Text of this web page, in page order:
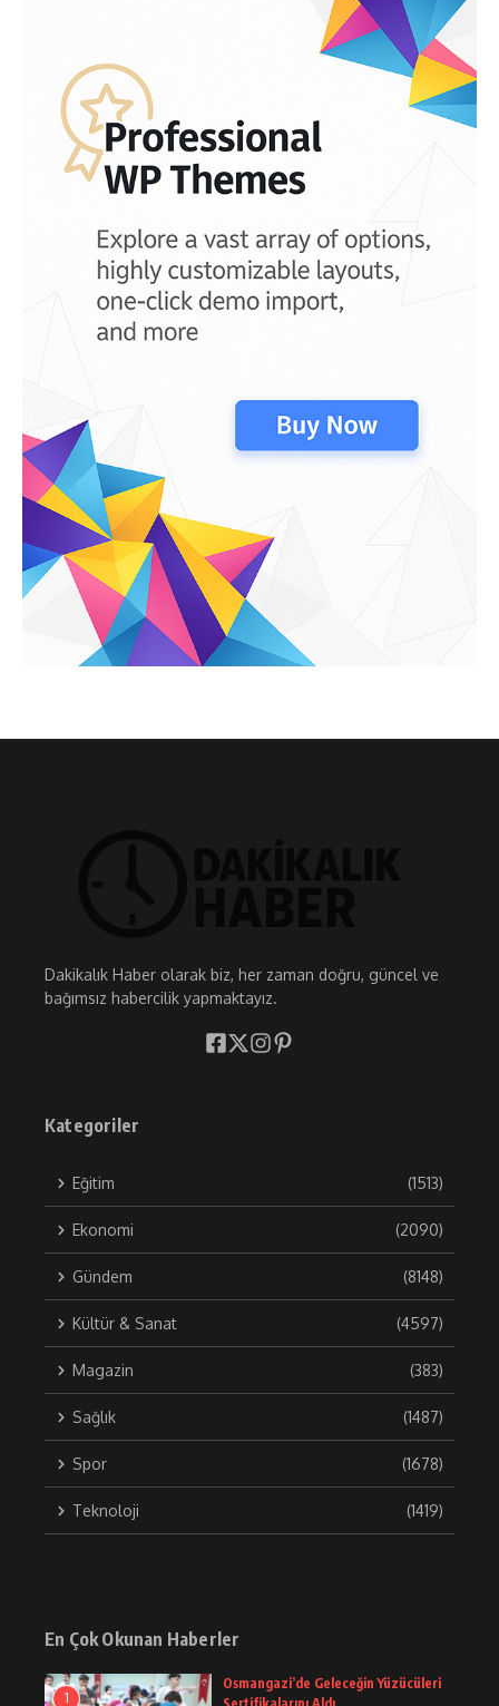
Dakikalık Haber olarak biz, her zaman doğru, güncel ve
bağımsız habercilik yapmaktayız.
Kategoriler
Eğitim (1513)
Ekonomi (2090)
Gündem (8148)
Kültür & Sanat (4597)
Magazin (383)
Sağlık (1487)
Spor (1678)
Teknoloji (1419)
En Çok Okunan Haberler
1
Osmangazi’de Geleceğin Yüzücüleri